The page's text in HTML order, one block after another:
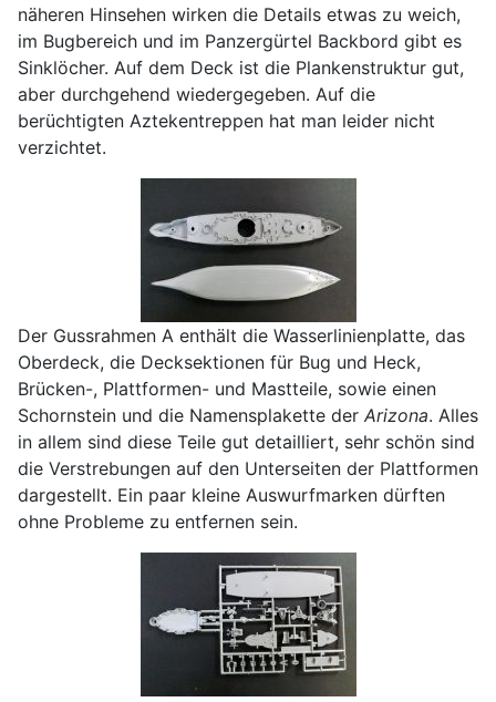
näheren Hinsehen wirken die Details etwas zu weich,
im Bugbereich und im Panzergürtel Backbord gibt es
Sinklöcher. Auf dem Deck ist die Plankenstruktur gut,
aber durchgehend wiedergegeben. Auf die
berüchtigten Aztekentreppen hat man leider nicht
verzichtet.
Der Gussrahmen A enthält die Wasserlinienplatte, das
Oberdeck, die Decksektionen für Bug und Heck,
Brücken-, Plattformen- und Mastteile, sowie einen
Schornstein und die Namensplakette der Arizona. Alles
in allem sind diese Teile gut detailliert, sehr schön sind
die Verstrebungen auf den Unterseiten der Plattformen
dargestellt. Ein paar kleine Auswurfmarken dürften
ohne Probleme zu entfernen sein.